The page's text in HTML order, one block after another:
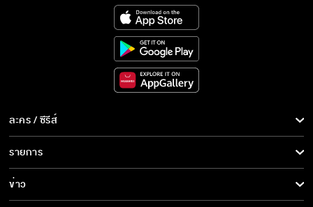
ละคร / ซีรีส์
ละคร/ซีรีส์
ซีรีส์นานาชาติ
การ์ตูน & เกม
รายการ
รายการทั้งหมด
ข่าว